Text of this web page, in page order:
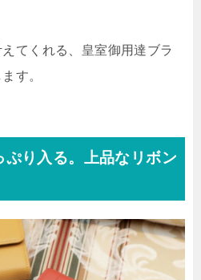
てくれる、皇室御用達ブラ
す。
り入る。上品なリボン